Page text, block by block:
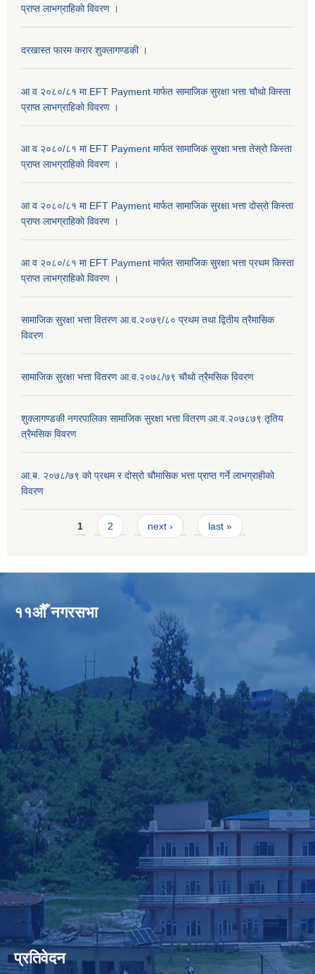
प्राप्त लाभग्राहिकाे विवरण ।
दरखास्त फारम करार शुक्लागण्डकी ।
आ व २०८०/८१ मा EFT Payment मार्फत सामाजिक सुरक्षा भत्ता चौथो किस्ता
प्राप्त लाभग्राहिकाे विवरण ।
आ व २०८०/८१ मा EFT Payment मार्फत सामाजिक सुरक्षा भत्ता तेस्रो किस्ता
प्राप्त लाभग्राहिकाे विवरण ।
आ व २०८०/८१ मा EFT Payment मार्फत सामाजिक सुरक्षा भत्ता दोस्रो किस्ता
प्राप्त लाभग्राहिकाे विवरण ।
आ व २०८०/८१ मा EFT Payment मार्फत सामाजिक सुरक्षा भत्ता प्रथम किस्ता
प्राप्त लाभग्राहिकाे विवरण ।
सामाजिक सुरक्षा भत्ता वितरण आ.व.२०७९/८० प्रथम तथा द्वितीय त्रैमासिक
विवरण
सामाजिक सुरक्षा भत्ता वितरण आ.व.२०७८/७९ चौथो त्रैमसिक विवरण
शुक्लागण्डकी नगरपालिका सामाजिक सुरक्षा भत्ता वितरण आ.व.२०७८७९ तृतिय
त्रैमसिक विवरण
आ.ब. २०७८/७९ को प्रथम र दोस्रो चौमासिक भत्ता प्राप्त गर्ने लाभग्राहीको
विवरण
Pages1 2 next › last »
११औँ नगरसभा
प्रतिवेदन